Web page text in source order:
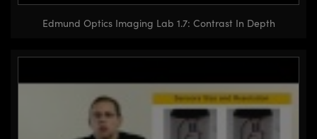
Edmund Optics Imaging Lab 1.7: Contrast In Depth